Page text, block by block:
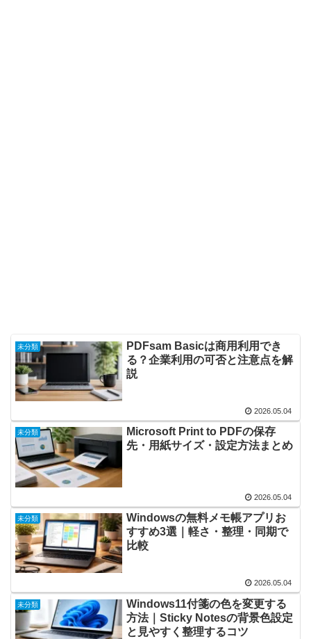
未分類
PDFsam Basicは商用利用でき
る？企業利用の可否と注意点を解
説
2026.05.04
未分類
Microsoft Print to PDFの保存
先・用紙サイズ・設定方法まとめ
2026.05.04
未分類
Windowsの無料メモ帳アプリお
すすめ3選｜軽さ・整理・同期で
比較
2026.05.04
未分類
Windows11付箋の色を変更する
方法｜Sticky Notesの背景色設定
と見やすく整理するコツ